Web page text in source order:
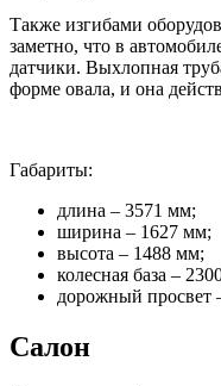
Также изгибами
заметно, что в
датчики. Выхлопная
форме овала, и она
Габариты:
длина – 3571 мм;
ширина – 1627 мм;
высота – 1488 мм;
колесная база –
дорожный просвет
Салон